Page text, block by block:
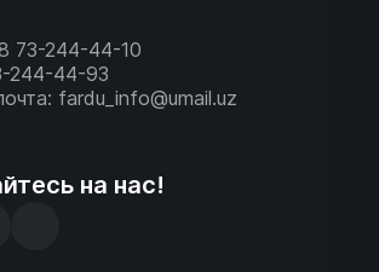
73-244-44-10
244-44-93
fardu_info@umail.uz
на нас!